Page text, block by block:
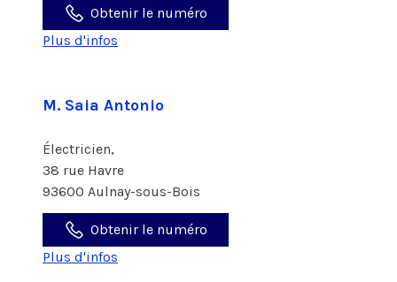
Obtenir le numéro
Plus d'infos
M. Saia Antonio
Électricien,
38 rue Havre
93600 Aulnay-sous-Bois
Obtenir le numéro
Plus d'infos